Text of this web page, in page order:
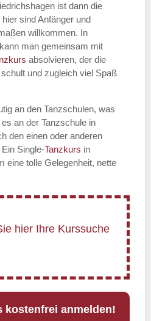
ist dann die
sind Anfänger und
willkommen. In
man gemeinsam mit
absolvieren, der die
und zugleich viel Spaß
an den Tanzschulen, was
an der Tanzschule in
den einen oder anderen
Single-Tanzkurs in
eine tolle Gelegenheit, nette
kostenfrei anmelden!